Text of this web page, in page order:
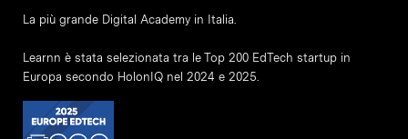
La più grande Digital Academy in Italia.
Learnn è stata selezionata tra le Top 200 EdTech startup in
Europa secondo HolonIQ nel 2024 e 2025.